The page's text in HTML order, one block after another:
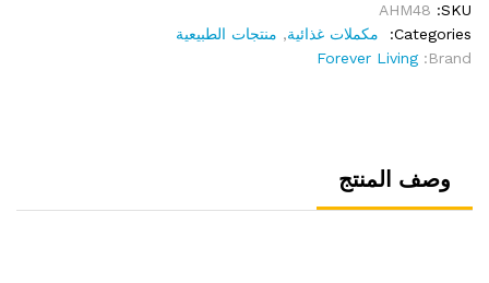
SKU:
AHM48
Categories:
مكملات غذائية, منتجات الطبيعية
Brand:
Forever Living
وصف المنتج